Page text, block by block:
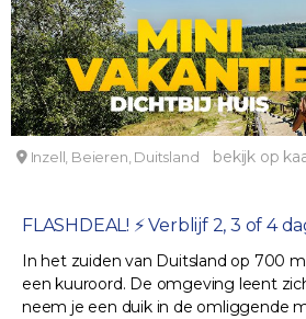
75 EURO DEALS DAGEN
FLASHDEAL! ⚡️ Verblijf in
Das Falkenstein
Inzell, Beieren, Duitsland bekijk op
FLASHDEAL! ⚡️ Verblijf 2, 3 of
In het zuiden van Duitsland op 700
een kuuroord. De omgeving leent
neem je een duik in de omliggende